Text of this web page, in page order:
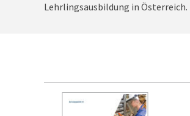
Lehrlingsausbildung in Österreich.